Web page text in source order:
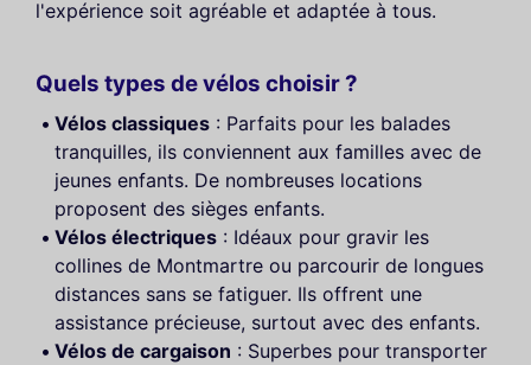
l'expérience soit agréable et adaptée à tous.
Quels types de vélos choisir ?
Vélos classiques : Parfaits pour les balades
tranquilles, ils conviennent aux familles avec de
jeunes enfants. De nombreuses locations
proposent des sièges enfants.
Vélos électriques : Idéaux pour gravir les
collines de Montmartre ou parcourir de longues
distances sans se fatiguer. Ils offrent une
assistance précieuse, surtout avec des enfants.
Vélos de cargaison : Superbes pour transporter